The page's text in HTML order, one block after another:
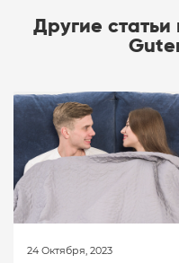
Другие
24 Октября, 2023